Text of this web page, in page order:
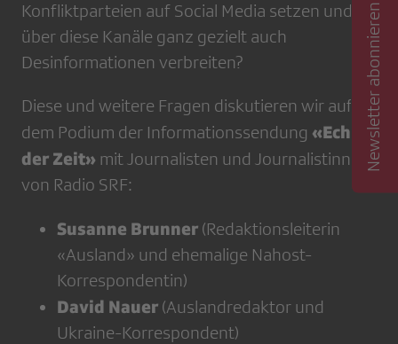
Konfliktparteien auf Social Media setzen und
über diese Kanäle ganz gezielt auch
Desinformationen verbreiten?
Diese und weitere Fragen diskutieren wir auf
dem Podium der Informationssendung «Echo
der Zeit» mit Journalisten und Journalistinnen
von Radio SRF:
Susanne Brunner (Redaktionsleiterin
«Ausland» und ehemalige Nahost-
Korrespondentin)
David Nauer (Auslandredaktor und
Ukraine-Korrespondent)
Newsletter abonnieren